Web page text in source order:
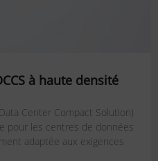
à haute densité
Center Compact Solution)
pour les centres de données
adaptée aux exigences